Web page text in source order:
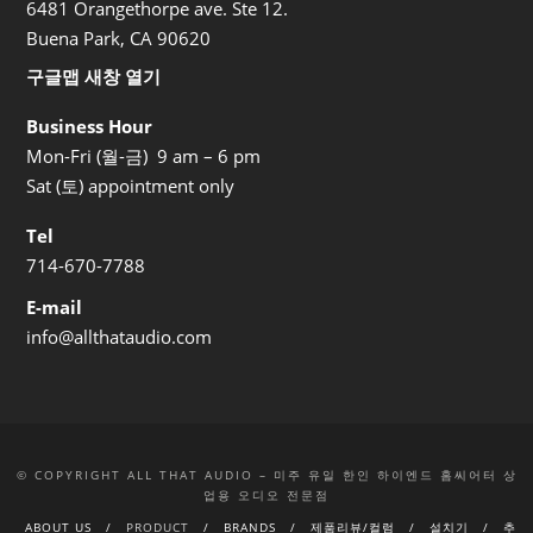
6481 Orangethorpe ave. Ste 12.
Buena Park, CA 90620
구글맵 새창 열기
Business Hour
Mon-Fri (월-금) 9 am – 6 pm
Sat (토) appointment only
Tel
714-670-7788
E-mail
info@allthataudio.com
© COPYRIGHT ALL THAT AUDIO – 미주 유일 한인 하이엔드 홈씨어터 상
업용 오디오 전문점
ABOUT US
PRODUCT BRANDS 제품리뷰/컬럼 설치기 추